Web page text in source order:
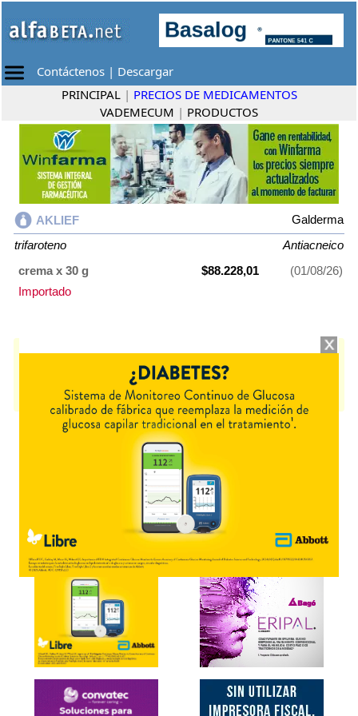
Contáctenos | Descargar
PRINCIPAL | PRECIOS DE MEDICAMENTOS
VADEMECUM | PRODUCTOS
AKLIEF
Galderma
trifaroteno
Antiacneico
crema x 30 g
$88.228,01
(01/08/26)
Importado
AKLIEFcontienetrifarotenoy se indica comoAntiacneico. Es producido
y cuenta con 1 presentación disponible.
Producto importado.
Explorar más
Otros productos contrifaroteno
Otros productos de Galderma